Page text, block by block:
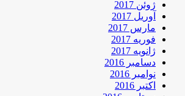
ژوئن 2017
آوریل 2017
مارس 2017
فوریه 2017
ژانویه 2017
دسامبر 2016
نوامبر 2016
اکتبر 2016